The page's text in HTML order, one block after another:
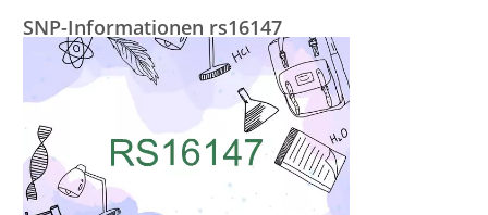
SNP-Informationen rs16147